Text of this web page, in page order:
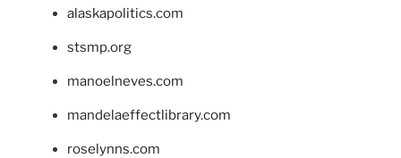
alaskapolitics.com
stsmp.org
manoelneves.com
mandelaeffectlibrary.com
roselynns.com